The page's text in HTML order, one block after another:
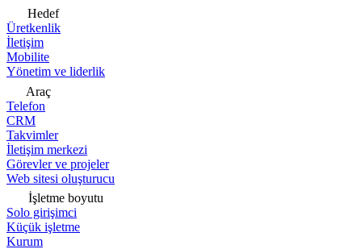
Hedef
Üretkenlik
İletişim
Mobilite
Yönetim ve liderlik
Araç
Telefon
CRM
Takvimler
İletişim merkezi
Görevler ve projeler
Web sitesi oluşturucu
İşletme boyutu
Solo girişimci
Küçük işletme
Kurum